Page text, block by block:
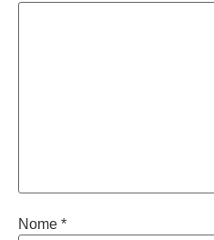
Nome *